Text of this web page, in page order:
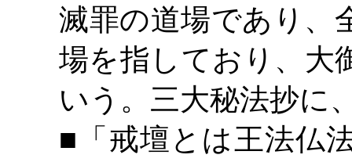
滅罪の道場であり、
場を指しており、大
いう。三大秘法抄に
■「戒壇とは王法仏